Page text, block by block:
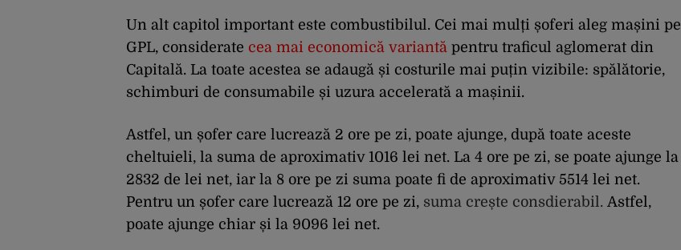
Un alt capitol important este combustibilul. Cei mai mulți șoferi aleg mașini pe
GPL, considerate cea mai economică variantă pentru traficul aglomerat din
Capitală. La toate acestea se adaugă și costurile mai puțin vizibile: spălătorie,
schimburi de consumabile și uzura accelerată a mașinii.
Astfel, un șofer care lucrează 2 ore pe zi, poate ajunge, după toate aceste
cheltuieli, la suma de aproximativ 1016 lei net. La 4 ore pe zi, se poate ajunge la
2832 de lei net, iar la 8 ore pe zi suma poate fi de aproximativ 5514 lei net.
Pentru un șofer care lucrează 12 ore pe zi, suma crește consdierabil. Astfel,
poate ajunge chiar și la 9096 lei net.